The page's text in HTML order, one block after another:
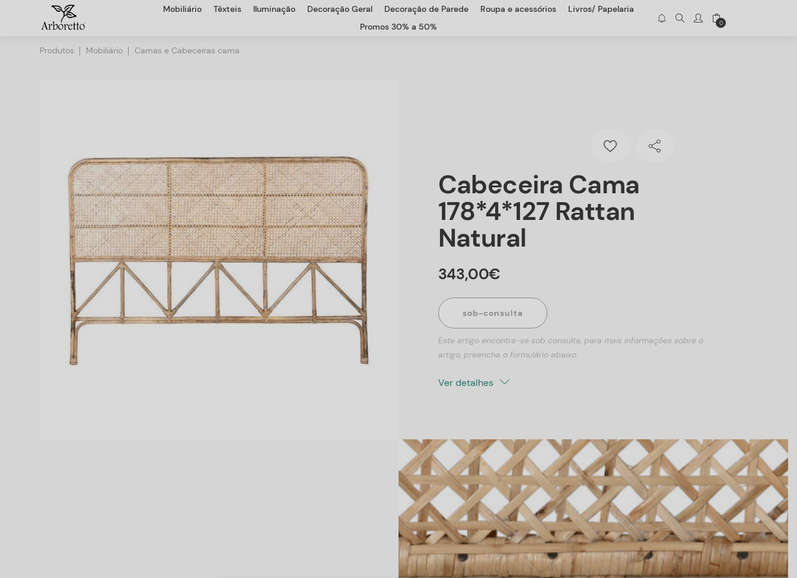
Mobiliário Têxteis Iluminação Decoração Geral Decoração de Parede Roupa e acessórios
Livros/ Papelaria
Promos 30% a 50%
0
Produtos Mobiliário Camas e Cabeceiras cama
Cabeceira Cama
178*4*127 Rattan
Natural
343,00€
sob-consulta
Este artigo encontra-se sob consulta, para mais informações sobre o
artigo, preencha o formulário abaixo.
Ver detalhes